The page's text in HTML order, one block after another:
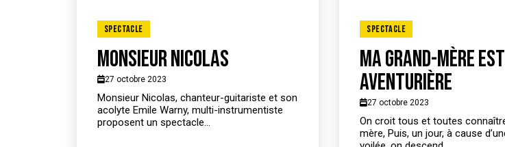
Spectacle
Monsieur Nicolas
27 octobre 2023
Monsieur Nicolas, chanteur-guitariste et son
acolyte Emile Warny, multi-instrumentiste
proposent un spectacle...
Spectacle
Ma grand-mère
aventurière
27 octobre 2023
On croit tous et toutes
mère, Puis, un jour, à cause